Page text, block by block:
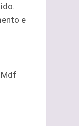
e
Mdf